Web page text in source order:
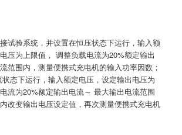
试验系统，并设置在恒压状态下运行，输入额
压为上限值， 调整负载电流为20%额定输出
范围内，测量便携式充电机的输入功率因数；
态下运行，输入额定电压，设定输出电压为
流为20%额定输出电流～ 最大输出电流范围
改变输出电压设定值，再次测量便携式充电机